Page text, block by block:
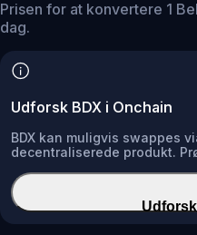
Prisen for at konvertere 1
dag.
Udforsk BDX i Onchain
BDX kan muligvis swappes
decentraliserede produkt.